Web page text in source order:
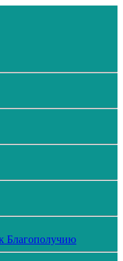
Благополучию